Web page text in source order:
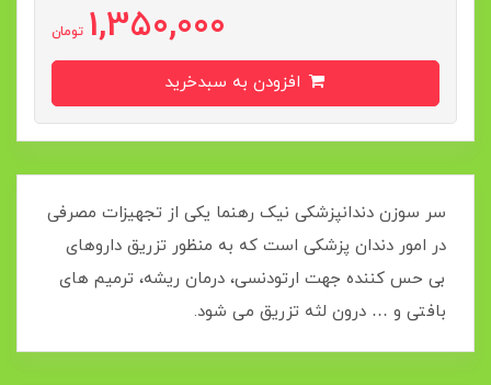
1,350,000 تومان
سر سوزن دندانپزشکی نیک رهنما یکی از تجهیزات مصرفی
در امور دندان پزشکی است که به منظور تزریق داروهای
بی حس کننده جهت ارتودنسی، درمان ریشه، ترمیم های
بافتی و … درون لثه تزریق می شود.